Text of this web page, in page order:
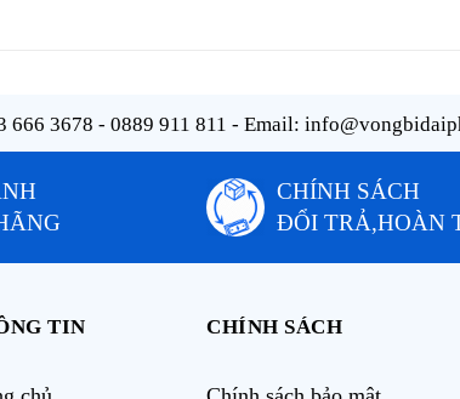
666 3678 - 0889 911 811 - Email:
CHÍNH SÁCH
ĐỔI TRẢ,HOÀN
TIN CHÍNH SÁCH